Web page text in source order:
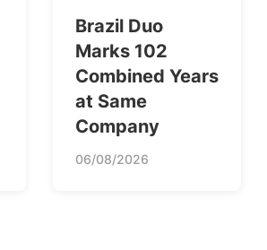
Brazil Duo
Marks 102
Combined Years
at Same
Company
06/08/2026